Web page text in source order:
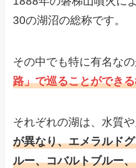
30の湖沼の総称です。
その中でも特に有名な
路」で巡ることができ
それぞれの湖は、水質
が異なり、エメラルド
ルー、コバルトブルー